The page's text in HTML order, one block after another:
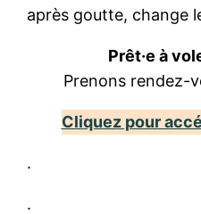
après goutte, change
Prêt·e à
Prenons rendez-
Cliquez pour
.
.